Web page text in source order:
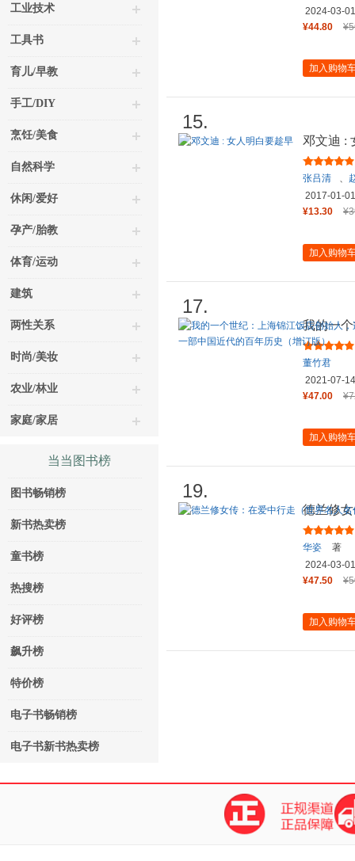
工业技术
工具书
育儿/早教
手工/DIY
烹饪/美食
自然科学
休闲/爱好
孕产/胎教
体育/运动
建筑
两性关系
时尚/美妆
农业/林业
家庭/家居
当当图书榜
图书畅销榜
新书热卖榜
童书榜
热搜榜
好评榜
飙升榜
特价榜
电子书畅销榜
电子书新书热卖榜
2024-03-01
¥44.80
加入购物
15.
邓文迪 :
张吕清 、
2017-01-01
¥13.30
加入购物
17.
我的一
任七届
董竹君
2021-07-14
¥47.00
加入购物
19.
德兰修
典藏系
华姿
著
2024-03-01
¥47.50
加入购物